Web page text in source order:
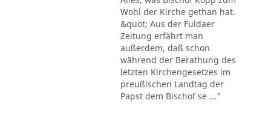
Wohl der Kirche gethan hat.
&quot; Aus der Fuldaer
Zeitung erfährt man
außerdem, daß schon
während der Berathung des
letzten Kirchengesetzes im
preußischen Landtag der
Papst dem Bischof se ..."